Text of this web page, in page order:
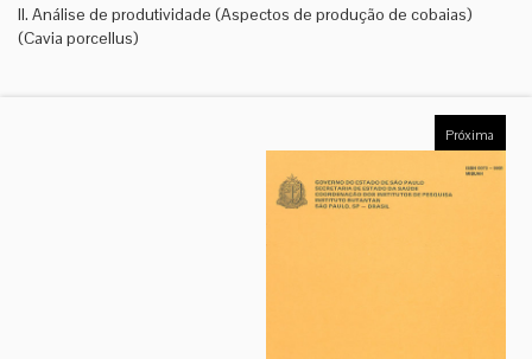
II. Análise de produtividade (Aspectos de produção de cobaias)
(Cavia porcellus)
Próxima